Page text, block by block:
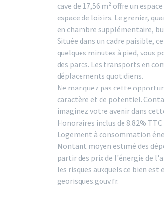
cave de 17,56 m² offre un
espace de loisirs. Le grenier,
en chambre supplémentaire,
Située dans un cadre paisible,
quelques minutes à pied, vous
des parcs. Les transports en
déplacements quotidiens.
Ne manquez pas cette
caractère et de potentiel.
imaginez votre avenir dans
Honoraires inclus de 8.82%
Logement à consommation
Montant moyen estimé des
partir des prix de l'énergie de
les risques auxquels ce bien
georisques.gouv.fr.